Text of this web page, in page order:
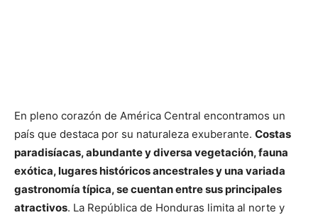
En pleno corazón de América Central encontramos un
país que destaca por su naturaleza exuberante. Costas
paradisíacas, abundante y diversa vegetación, fauna
exótica, lugares históricos ancestrales y una variada
gastronomía típica, se cuentan entre sus principales
atractivos. La República de Honduras limita al norte y